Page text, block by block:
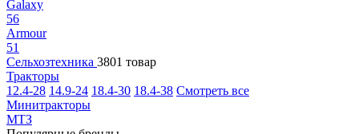
Galaxy
56
Armour
51
Сельхозтехника 3801 товар
Тракторы
12.4-28 14.9-24 18.4-30 18.4-38 Смотреть все
Минитракторы
МТЗ